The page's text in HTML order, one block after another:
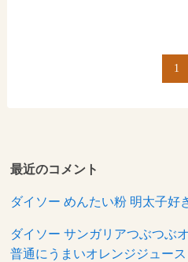
1
最近のコメント
ダイソー めんたい粉 明太子好
ダイソー サンガリアつぶつぶ
普通にうまいオレンジジュース